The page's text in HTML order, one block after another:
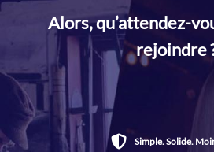
Alors, qu’attendez-
rejoindre
Simple. Solide.